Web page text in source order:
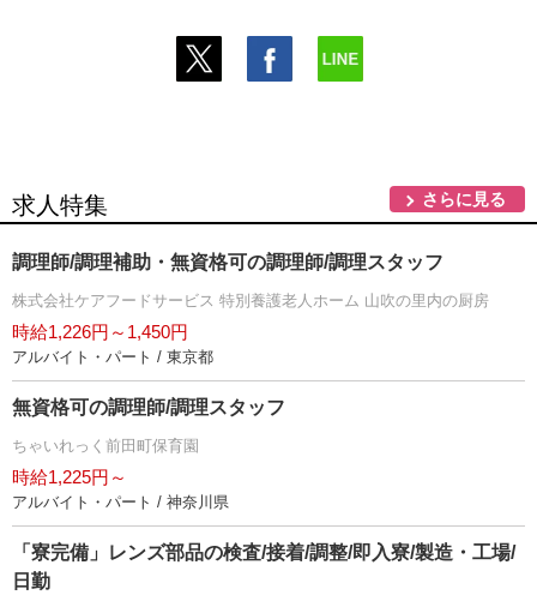
求人特集 さらに見る
調理師/調理補助・無資格可の調理師/調理スタッフ
株式会社ケアフードサービス 特別養護老人ホーム 山吹の里内の厨房
時給1,226円～1,450円
アルバイト・パート / 東京都
無資格可の調理師/調理スタッフ
ちゃいれっく前田町保育園
時給1,225円～
アルバイト・パート / 神奈川県
「寮完備」レンズ部品の検査/接着/調整/即入寮/製造・工場/
日勤